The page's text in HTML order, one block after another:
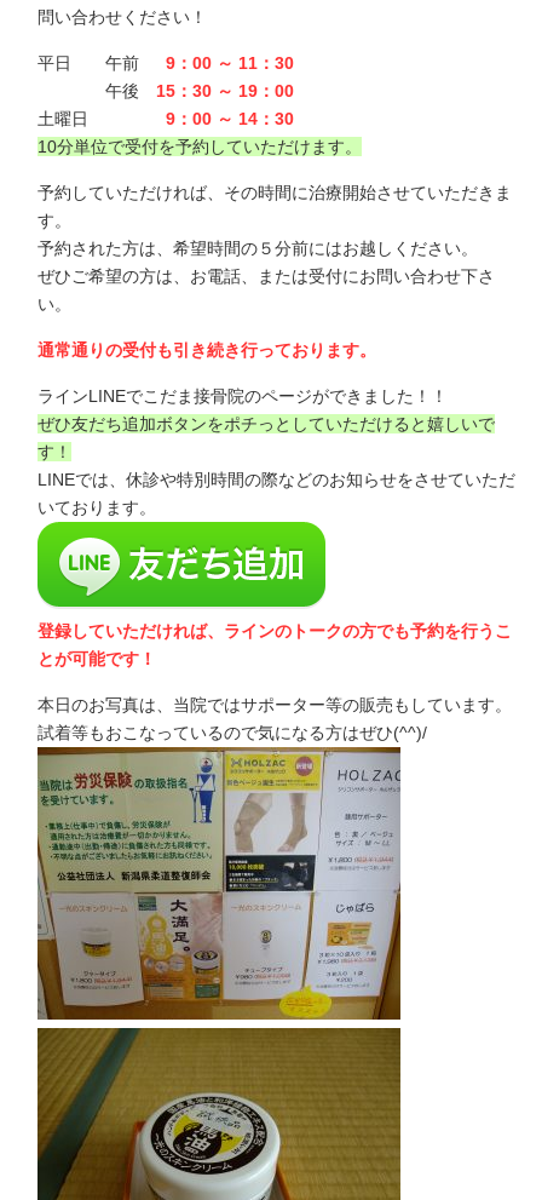
問い合わせください！
平日 午前9：00 ～ 11：30
午後 15：30 ～ 19：00
土曜日
9：00 ～ 14：30
10分単位で受付を予約していただけます。
予約していただければ、その時間に治療開始させていただきま
す。
予約された方は、希望時間の５分前にはお越しください。
ぜひご希望の方は、お電話、または受付にお問い合わせ下さ
い。
通常通りの受付も引き続き行っております。
ラインLINEでこだま接骨院のページができました！！
ぜひ友だち追加ボタンをポチっとしていただけると嬉しいで
す！
LINEでは、休診や特別時間の際などのお知らせをさせていただ
いております。
登録していただければ、ラインのトークの方でも予約を行うこ
とが可能です！
本日のお写真は、当院ではサポーター等の販売もしています。
試着等もおこなっているので気になる方はぜひ(^^)/